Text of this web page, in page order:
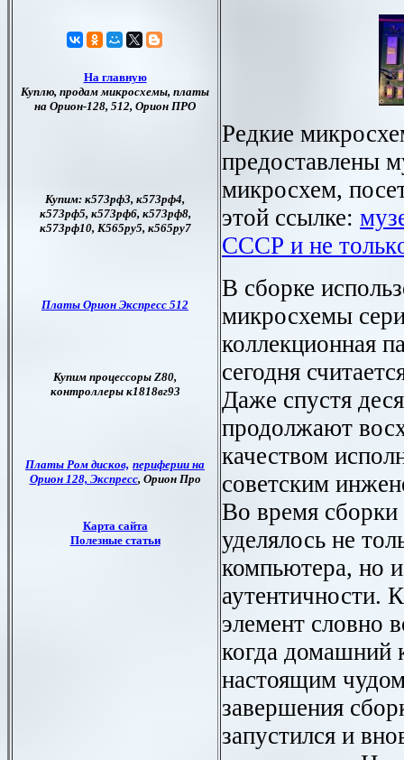
Редкие
предоставлены
микросхем,
этой ссылке:
СССР и не тольк
В сборке
микросхемы
коллекционная
сегодня
Даже спустя
продолжают
качеством
советским
Во время
уделялось не
компьютера, но
аутентичности.
элемент словно
когда домашний
настоящим
завершения
запустился и